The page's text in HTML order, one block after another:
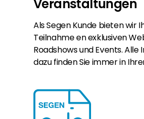
Veranstaltungen
Als Segen Kunde bieten wir
Teilnahme en exklusiven
Roadshows und Events.
dazu finden Sie immer in